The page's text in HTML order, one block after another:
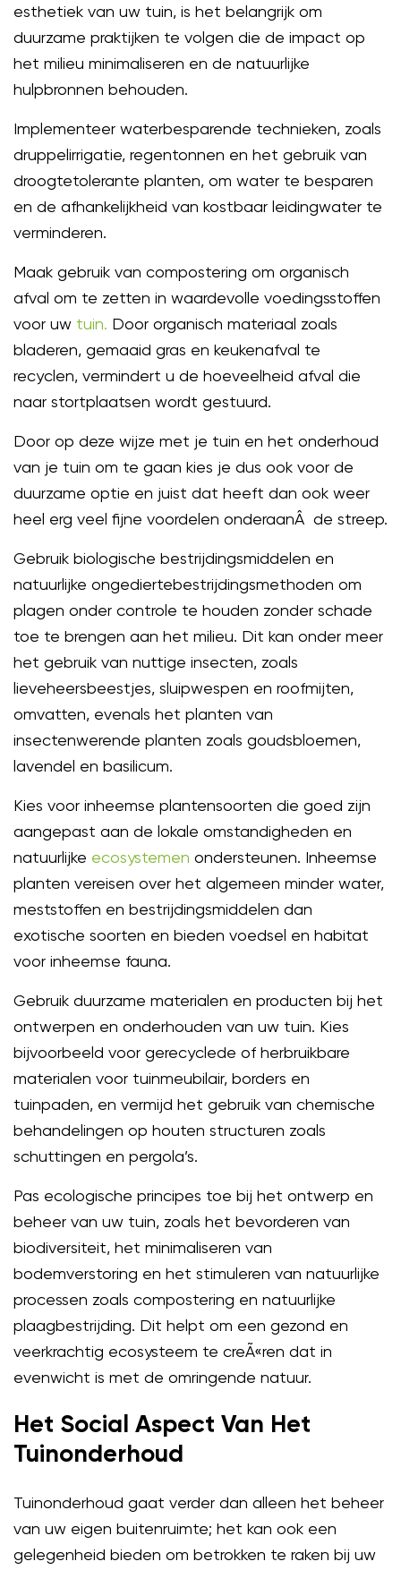
esthetiek van uw tuin, is het belangrijk om
duurzame praktijken te volgen die de impact op
het milieu minimaliseren en de natuurlijke
hulpbronnen behouden.
Implementeer waterbesparende technieken, zoals
druppelirrigatie, regentonnen en het gebruik van
droogtetolerante planten, om water te besparen
en de afhankelijkheid van kostbaar leidingwater te
verminderen.
Maak gebruik van compostering om organisch
afval om te zetten in waardevolle voedingsstoffen
voor uw tuin. Door organisch materiaal zoals
bladeren, gemaaid gras en keukenafval te
recyclen, vermindert u de hoeveelheid afval die
naar stortplaatsen wordt gestuurd.
Door op deze wijze met je tuin en het onderhoud
van je tuin om te gaan kies je dus ook voor de
duurzame optie en juist dat heeft dan ook weer
heel erg veel fijne voordelen onderaanÂ de streep.
Gebruik biologische bestrijdingsmiddelen en
natuurlijke ongediertebestrijdingsmethoden om
plagen onder controle te houden zonder schade
toe te brengen aan het milieu. Dit kan onder meer
het gebruik van nuttige insecten, zoals
lieveheersbeestjes, sluipwespen en roofmijten,
omvatten, evenals het planten van
insectenwerende planten zoals goudsbloemen,
lavendel en basilicum.
Kies voor inheemse plantensoorten die goed zijn
aangepast aan de lokale omstandigheden en
natuurlijke ecosystemen ondersteunen. Inheemse
planten vereisen over het algemeen minder water,
meststoffen en bestrijdingsmiddelen dan
exotische soorten en bieden voedsel en habitat
voor inheemse fauna.
Gebruik duurzame materialen en producten bij het
ontwerpen en onderhouden van uw tuin. Kies
bijvoorbeeld voor gerecyclede of herbruikbare
materialen voor tuinmeubilair, borders en
tuinpaden, en vermijd het gebruik van chemische
behandelingen op houten structuren zoals
schuttingen en pergola’s.
Pas ecologische principes toe bij het ontwerp en
beheer van uw tuin, zoals het bevorderen van
biodiversiteit, het minimaliseren van
bodemverstoring en het stimuleren van natuurlijke
processen zoals compostering en natuurlijke
plaagbestrijding. Dit helpt om een gezond en
veerkrachtig ecosysteem te creÃ«ren dat in
evenwicht is met de omringende natuur.
Het Social Aspect Van Het
Tuinonderhoud
Tuinonderhoud gaat verder dan alleen het beheer
van uw eigen buitenruimte; het kan ook een
gelegenheid bieden om betrokken te raken bij uw